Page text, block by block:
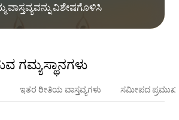
ವಾಸ್ತವ್ಯವನ್ನು ವಿಶೇಷಗೊಳಿಸಿ
ಗಮ್ಯಸ್ಥಾನಗಳು
ಇತರ ರೀತಿಯ ವಾಸ್ತವ್ಯಗಳು ಸಮೀಪದ ಪ್ರಮುಖ